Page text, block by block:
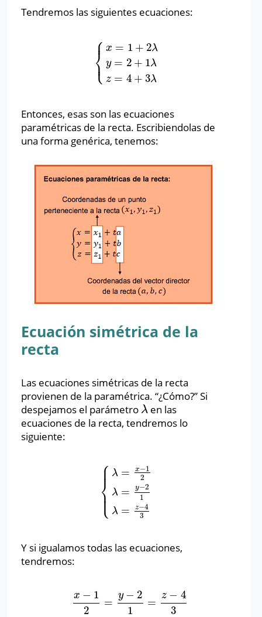
Tendremos las siguientes ecuaciones:
⎧
⎩
⎨⎪
⎪
x = 1 + 2λ
y = 2 + 1λ
z = 4 + 3λ
{x =1 +2 λy =2 +1λ
Entonces, esas son las ecuaciones
paramétricas de la recta. Escribiendolas de
una forma genérica, tenemos:
Ecuación simétrica de la
recta
Las ecuaciones simétricas de la recta
provienen de la paramétrica. “¿Cómo?” Si
despejamos el parámetro λ
λ en las
ecuaciones de la recta, tendremos lo
siguiente:
⎧
⎩
⎨⎪
⎪
⎪
⎪
λ = x−1
2
λ = y−2
1
λ = z−4
3
{λ =x−12 λ=y−
Y si igualamos todas las ecuaciones,
tendremos:
x − 1
2
=
y − 2
1
=
z − 4
3
x−1 2= y−21=z −43